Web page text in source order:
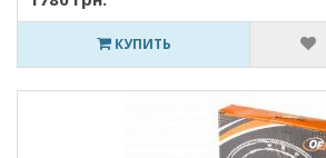
КУПИТЬ